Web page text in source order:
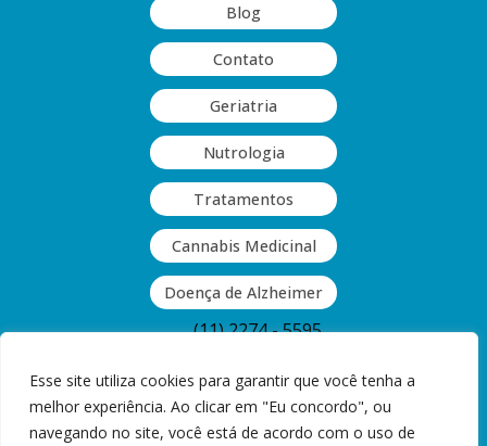
Esse site utiliza cookies para garantir que você tenha a
melhor experiência. Ao clicar em "Eu concordo", ou
navegando no site, você está de acordo com o uso de
Blog
Contato
Geriatria
Nutrologia
Tratamentos
Cannabis Medicinal
Doença de Alzheimer
(11) 2274 - 5595
Rua Guinle, 377 - Vila Monumento,
São Paulo, SP